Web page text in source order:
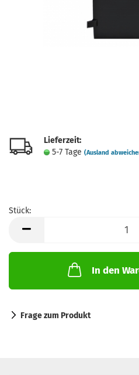
Lieferzeit:
5-7 Tage (Ausland
Stück:
In den
Frage zum Produkt